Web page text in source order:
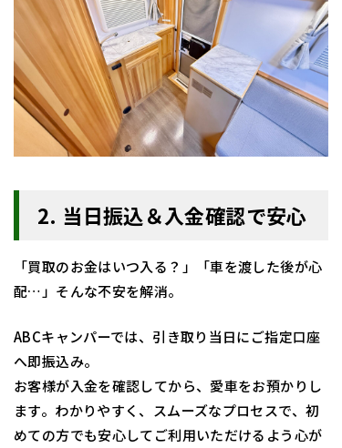
2. 当日振込＆入金確認で安心
「買取のお金はいつ入る？」「車を渡した後が心
配…」そんな不安を解消。
ABCキャンパーでは、引き取り当日にご指定口座
へ即振込み。
お客様が入金を確認してから、愛車をお預かりし
ます。わかりやすく、スムーズなプロセスで、初
めての方でも安心してご利用いただけるよう心が